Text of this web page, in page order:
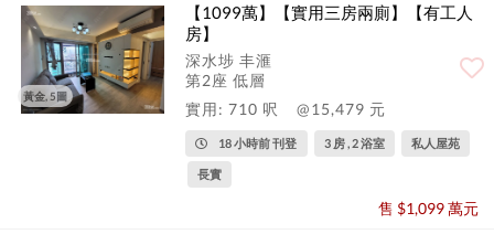
黃金, 5圖
【1099萬】【實用三房兩廁】【有工人
房】
深水埗 丰滙
第2座 低層
實用: 710 呎
@15,479 元
18 小時前 刊登 3 房 , 2 浴室 私人屋苑
長實
售 $1,099 萬元